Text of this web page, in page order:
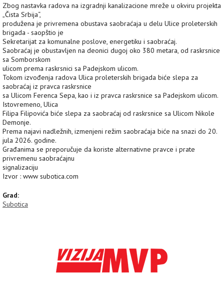
Zbog nastavka radova na izgradnji kanalizacione mreže u okviru projekta
„Čista Srbija“,
produžena je privremena obustava saobraćaja u delu Ulice proleterskih
brigada - saopštio je
Sekretarijat za komunalne poslove, energetiku i saobraćaj.
Saobraćaj je obustavljen na deonici dugoj oko 380 metara, od raskrsnice
sa Somborskom
ulicom prema raskrsnici sa Padejskom ulicom.
Tokom izvođenja radova Ulica proleterskih brigada biće slepa za
saobraćaj iz pravca raskrsnice
sa Ulicom Ferenca Sepa, kao i iz pravca raskrsnice sa Padejskom ulicom.
Istovremeno, Ulica
Filipa Filipovića biće slepa za saobraćaj od raskrsnice sa Ulicom Nikole
Demonje.
Prema najavi nadležnih, izmenjeni režim saobraćaja biće na snazi do 20.
jula 2026. godine.
Građanima se preporučuje da koriste alternativne pravce i prate
privremenu saobraćajnu
signalizaciju
Izvor : www subotica.com
Grad:
Subotica